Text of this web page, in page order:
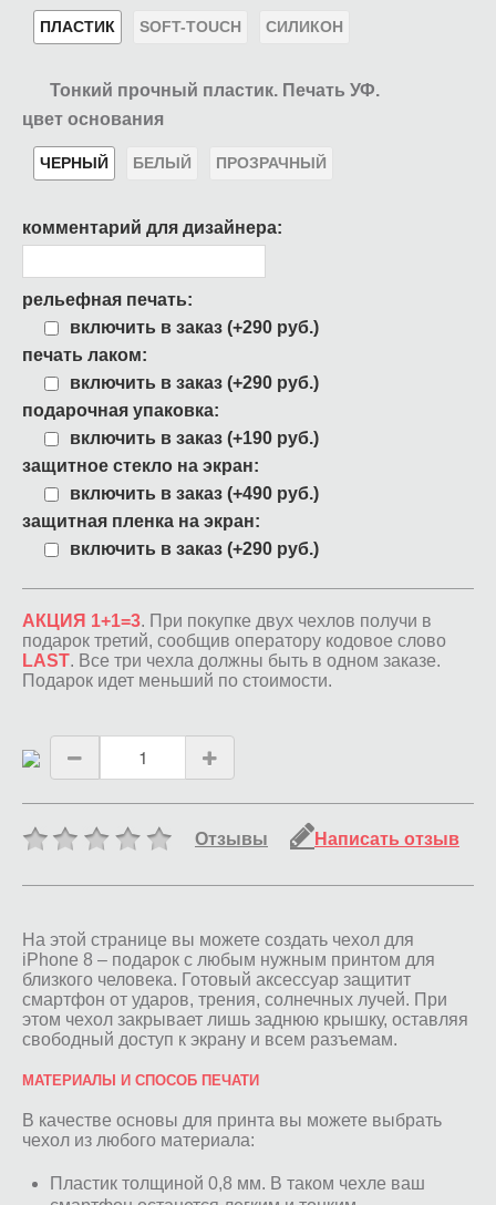
ПЛАСТИК SOFT-TOUCH СИЛИКОН
Тонкий прочный пластик. Печать УФ.
цвет основания
ЧЕРНЫЙ БЕЛЫЙ ПРОЗРАЧНЫЙ
комментарий для дизайнера:
рельефная печать:
включить в заказ (+290 руб.)
печать лаком:
включить в заказ (+290 руб.)
подарочная упаковка:
включить в заказ (+190 руб.)
защитное стекло на экран:
включить в заказ (+490 руб.)
защитная пленка на экран:
включить в заказ (+290 руб.)
АКЦИЯ 1+1=3. При покупке двух чехлов получи в
подарок третий, сообщив оператору кодовое слово
LAST. Все три чехла должны быть в одном заказе.
Подарок идет меньший по стоимости.
Отзывы Написать отзыв
На этой странице вы можете создать чехол для
iPhone 8 – подарок с любым нужным принтом для
близкого человека. Готовый аксессуар защитит
смартфон от ударов, трения, солнечных лучей. При
этом чехол закрывает лишь заднюю крышку, оставляя
свободный доступ к экрану и всем разъемам.
МАТЕРИАЛЫ И СПОСОБ ПЕЧАТИ
В качестве основы для принта вы можете выбрать
чехол из любого материала:
Пластик толщиной 0,8 мм. В таком чехле ваш